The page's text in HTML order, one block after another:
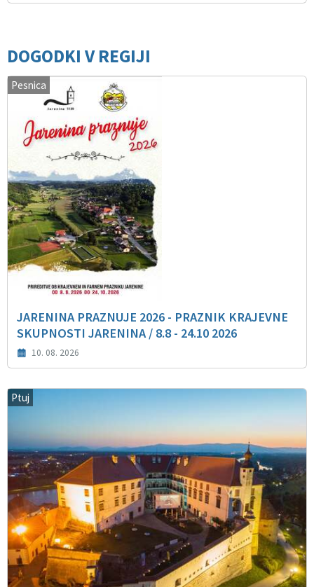
DOGODKI V REGIJI
Pesnica
JARENINA PRAZNUJE 2026 - PRAZNIK KRAJEVNE
SKUPNOSTI JARENINA / 8.8 - 24.10 2026
10. 08. 2026
Ptuj